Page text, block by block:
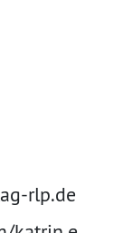
rlp.de